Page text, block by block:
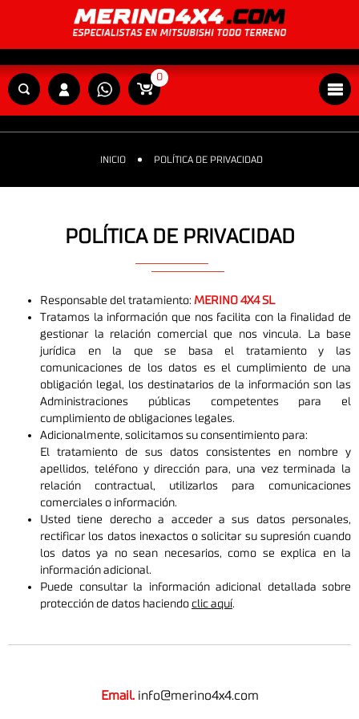
0
INICIO POLÍTICA DE PRIVACIDAD
POLÍTICA DE PRIVACIDAD
Responsable del tratamiento: MERINO 4X4 SL
Tratamos la información que nos facilita con la finalidad de
gestionar la relación comercial que nos vincula. La base
jurídica en la que se basa el tratamiento y las
comunicaciones de los datos es el cumplimiento de una
obligación legal, los destinatarios de la información son las
Administraciones públicas competentes para el
cumplimiento de obligaciones legales.
Adicionalmente, solicitamos su consentimiento para:
El tratamiento de sus datos consistentes en nombre y
apellidos, teléfono y dirección para, una vez terminada la
relación contractual, utilizarlos para comunicaciones
comerciales o información.
Usted tiene derecho a acceder a sus datos personales,
rectificar los datos inexactos o solicitar su supresión cuando
los datos ya no sean necesarios, como se explica en la
información adicional.
Puede consultar la información adicional detallada sobre
protección de datos haciendo clic aquí.
Email. info@merino4x4.com